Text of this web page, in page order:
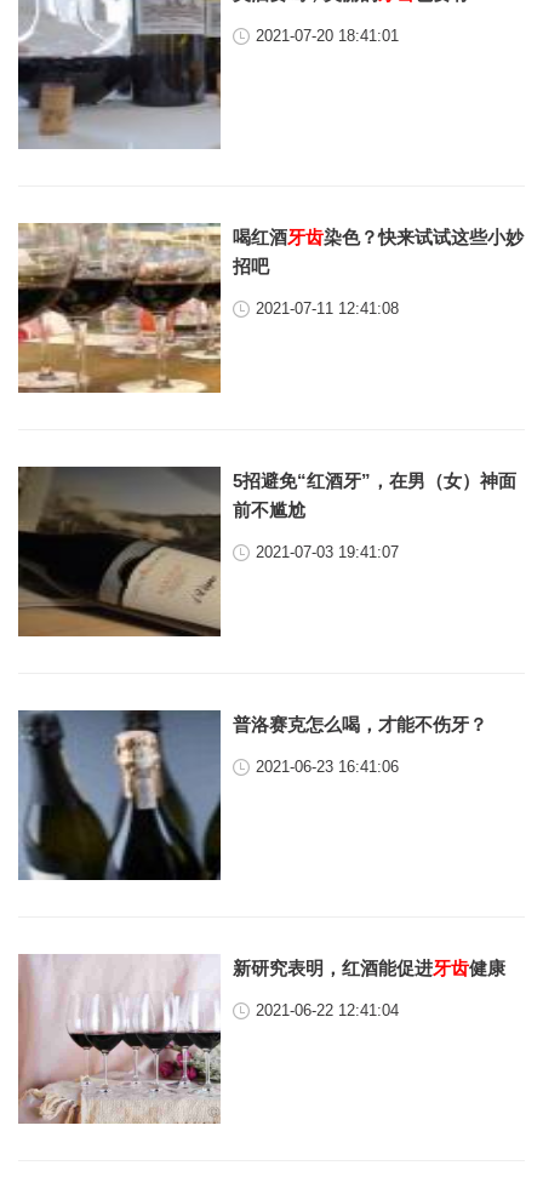
2021-07-20 18:41:01
喝红酒牙齿染色？快来试试这些小妙
招吧
2021-07-11 12:41:08
5招避免“红酒牙”，在男（女）神面
前不尴尬
2021-07-03 19:41:07
普洛赛克怎么喝，才能不伤牙？
2021-06-23 16:41:06
新研究表明，红酒能促进牙齿健康
2021-06-22 12:41:04